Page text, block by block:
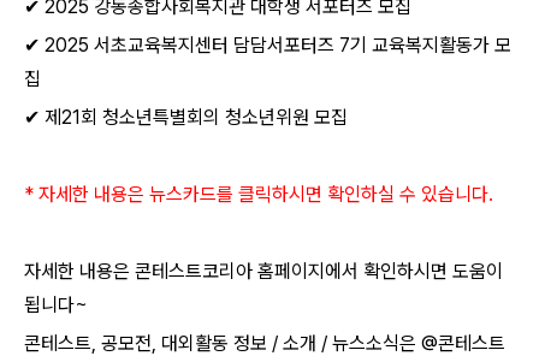
✔ 2025 강동종합사회복지관 대학생 서포터즈 모집
✔ 2025 서초교육복지센터 담담서포터즈 7기 교육복지활동가 모
집
✔ 제21회 청소년특별회의 청소년위원 모집
* 자세한 내용은 뉴스카드를 클릭하시면 확인하실 수 있습니다.
자세한 내용은 콘테스트코리아 홈페이지에서 확인하시면 도움이
됩니다~​
콘테스트, 공모전, 대외활동 정보 / 소개 / 뉴스소식은 @콘테스트